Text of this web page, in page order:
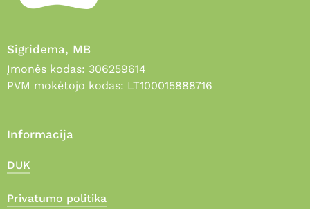
Sigridema, MB
Įmonės kodas: 306259614
PVM mokėtojo kodas: LT100015888716
Informacija
DUK
Privatumo politika